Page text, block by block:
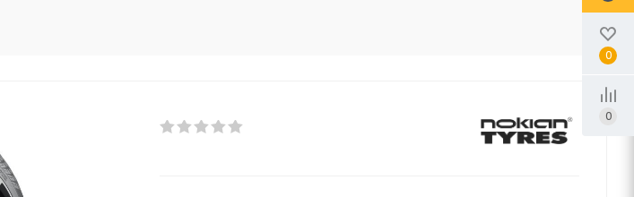
0
0